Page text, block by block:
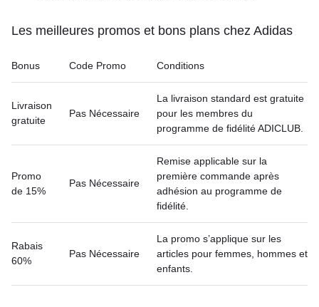
Les meilleures promos et bons plans chez Adidas
Bonus Code Promo Conditions
Livraison
gratuite
Pas Nécessaire
La livraison standard est gratuite
pour les membres du
programme de fidélité ADICLUB.
Promo
de 15%
Pas Nécessaire
Remise applicable sur la
première commande après
adhésion au programme de
fidélité.
Rabais
60%
Pas Nécessaire
La promo s’applique sur les
articles pour femmes, hommes et
enfants.